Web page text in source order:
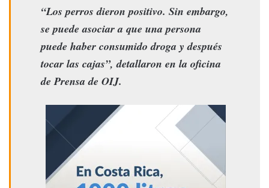
“Los perros dieron positivo. Sin embargo,
se puede asociar a que una persona
puede haber consumido droga y después
tocar las cajas”, detallaron en la oficina
de Prensa de OIJ.